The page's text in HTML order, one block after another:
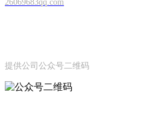
26069683qq.com
提供公司公众号二维码